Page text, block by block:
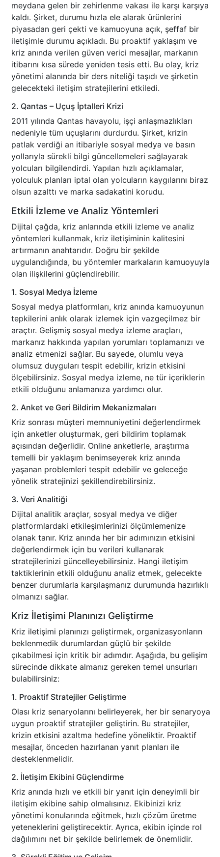
meydana gelen bir zehirlenme vakası ile karşı karşıya
kaldı. Şirket, durumu hızla ele alarak ürünlerini
piyasadan geri çekti ve kamuoyuna açık, şeffaf bir
iletişimle durumu açıkladı. Bu proaktif yaklaşım ve
kriz anında verilen güven verici mesajlar, markanın
itibarını kısa sürede yeniden tesis etti. Bu olay, kriz
yönetimi alanında bir ders niteliği taşıdı ve şirketin
gelecekteki iletişim stratejilerini etkiledi.
2. Qantas – Uçuş İptalleri Krizi
2011 yılında Qantas havayolu, işçi anlaşmazlıkları
nedeniyle tüm uçuşlarını durdurdu. Şirket, krizin
patlak verdiği an itibariyle sosyal medya ve basın
yollarıyla sürekli bilgi güncellemeleri sağlayarak
yolcuları bilgilendirdi. Yapılan hızlı açıklamalar,
yolculuk planları iptal olan yolcuların kaygılarını biraz
olsun azalttı ve marka sadakatini korudu.
Etkili İzleme ve Analiz Yöntemleri
Dijital çağda, kriz anlarında etkili izleme ve analiz
yöntemleri kullanmak, kriz iletişiminin kalitesini
artırmanın anahtarıdır. Doğru bir şekilde
uygulandığında, bu yöntemler markaların kamuoyuyla
olan ilişkilerini güçlendirebilir.
1. Sosyal Medya İzleme
Sosyal medya platformları, kriz anında kamuoyunun
tepkilerini anlık olarak izlemek için vazgeçilmez bir
araçtır. Gelişmiş sosyal medya izleme araçları,
markanız hakkında yapılan yorumları toplamanızı ve
analiz etmenizi sağlar. Bu sayede, olumlu veya
olumsuz duyguları tespit edebilir, krizin etkisini
ölçebilirsiniz. Sosyal medya izleme, ne tür içeriklerin
etkili olduğunu anlamanıza yardımcı olur.
2. Anket ve Geri Bildirim Mekanizmaları
Kriz sonrası müşteri memnuniyetini değerlendirmek
için anketler oluşturmak, geri bildirim toplamak
açısından değerlidir. Online anketlerle, araştırma
temelli bir yaklaşım benimseyerek kriz anında
yaşanan problemleri tespit edebilir ve geleceğe
yönelik stratejinizi şekillendirebilirsiniz.
3. Veri Analitiği
Dijital analitik araçlar, sosyal medya ve diğer
platformlardaki etkileşimlerinizi ölçümlemenize
olanak tanır. Kriz anında her bir adımınızın etkisini
değerlendirmek için bu verileri kullanarak
stratejilerinizi güncelleyebilirsiniz. Hangi iletişim
taktiklerinin etkili olduğunu analiz etmek, gelecekte
benzer durumlarla karşılaşmanız durumunda hazırlıklı
olmanızı sağlar.
Kriz İletişimi Planınızı Geliştirme
Kriz iletişimi planınızı geliştirmek, organizasyonların
beklenmedik durumlardan güçlü bir şekilde
çıkabilmesi için kritik bir adımdır. Aşağıda, bu gelişim
sürecinde dikkate almanız gereken temel unsurları
bulabilirsiniz:
1. Proaktif Stratejiler Geliştirme
Olası kriz senaryolarını belirleyerek, her bir senaryoya
uygun proaktif stratejiler geliştirin. Bu stratejiler,
krizin etkisini azaltma hedefine yöneliktir. Proaktif
mesajlar, önceden hazırlanan yanıt planları ile
desteklenmelidir.
2. İletişim Ekibini Güçlendirme
Kriz anında hızlı ve etkili bir yanıt için deneyimli bir
iletişim ekibine sahip olmalısınız. Ekibinizi kriz
yönetimi konularında eğitmek, hızlı çözüm üretme
yeteneklerini geliştirecektir. Ayrıca, ekibin içinde rol
dağılımını net bir şekilde belirlemek de önemlidir.